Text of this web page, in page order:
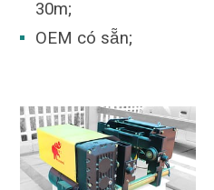
30m;
OEM có sẵn;